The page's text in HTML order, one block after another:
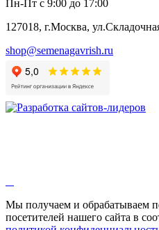
Бессмертник
Валериана
Валерианелла
Гибискус
Девясил
Душица
Змееголовник
Мыльнянка
Мята
Пн-Пт с 9:00 до 17:00
127018, г.Москва,
shop@semenagavrish.ru
Мы получаем и обрабатываем
посетителей нашего сайта в